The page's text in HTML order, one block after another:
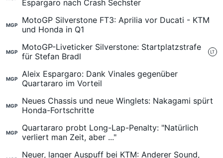
Espargaro nach Crash Sechster
MGP
MotoGP Silverstone FT3: Aprilia vor Ducati - KTM
und Honda in Q1
MGP
MotoGP-Liveticker Silverstone: Startplatzstrafe
für Stefan Bradl
MGP
Aleix Espargaro: Dank Vinales gegenüber
Quartararo im Vorteil
MGP
Neues Chassis und neue Winglets: Nakagami spürt
Honda-Fortschritte
MGP
Quartararo probt Long-Lap-Penalty: "Natürlich
verliert man Zeit, aber ..."
Neuer, langer Auspuff bei KTM: Anderer Sound,